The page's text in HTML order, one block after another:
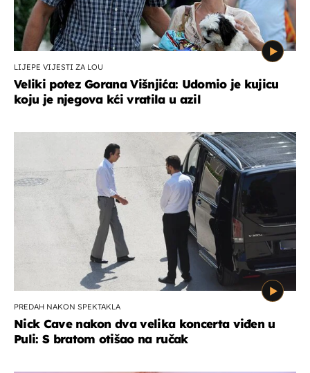
LIJEPE VIJESTI ZA LOU
Veliki potez Gorana Višnjića: Udomio je kujicu
koju je njegova kći vratila u azil
PREDAH NAKON SPEKTAKLA
Nick Cave nakon dva velika koncerta viđen u
Puli: S bratom otišao na ručak